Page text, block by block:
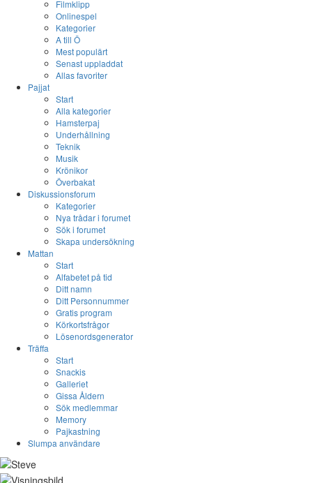
Filmklipp
Onlinespel
Kategorier
A till Ö
Mest populärt
Senast uppladdat
Allas favoriter
Pajjat
Start
Alla kategorier
Hamsterpaj
Underhållning
Teknik
Musik
Krönikor
Överbakat
Diskussionsforum
Kategorier
Nya trådar i forumet
Sök i forumet
Skapa undersökning
Mattan
Start
Alfabetet på tid
Ditt namn
Ditt Personnummer
Gratis program
Körkortsfrågor
Lösenordsgenerator
Träffa
Start
Snackis
Galleriet
Gissa Åldern
Sök medlemmar
Memory
Pajkastning
Slumpa användare